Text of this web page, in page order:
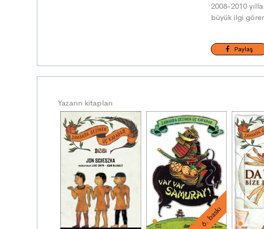
2008-2010
büyük ilgi
Paylaş
Yazarın kitapları
6. baskı